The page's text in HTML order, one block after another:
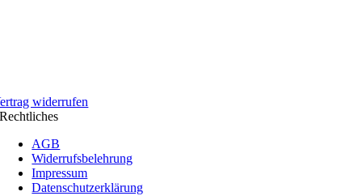
widerrufen
Rechtliches
AGB
Widerrufsbelehrung
Impressum
Datenschutzerklärung